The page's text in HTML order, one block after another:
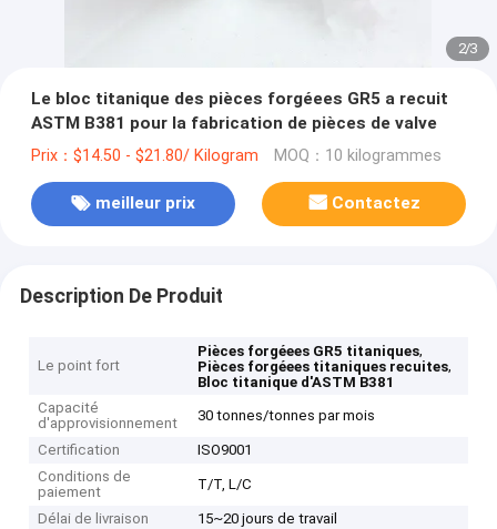
2/3
Le bloc titanique des pièces forgéees GR5 a recuit
ASTM B381 pour la fabrication de pièces de valve
Prix：$14.50 - $21.80/ Kilogram MOQ：10 kilogrammes
meilleur prix Contactez
Description De Produit
Le point fort
Pièces forgéees GR5 titaniques,
Pièces forgéees titaniques recuites,
Bloc titanique d'ASTM B381
Capacité
d'approvisionnement
30 tonnes/tonnes par mois
Certification
ISO9001
Conditions de
paiement
T/T, L/C
Délai de livraison 15~20 jours de travail